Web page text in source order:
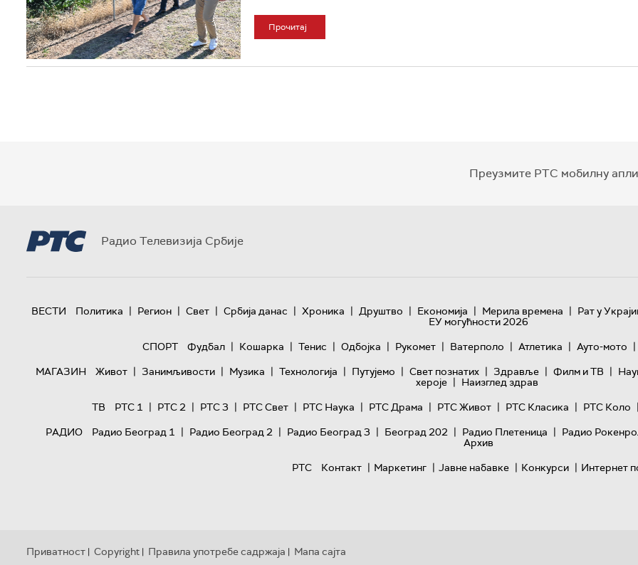
Прочитај
Преузмите РТС мобилну
Радио Телевизија Србије
ВЕСТИ Политика | Регион | Свет | Србија данас | Хроника | Друштво | Економија | Мерила времена | Рат у
ЕУ могућности 2026
СПОРТ
Фудбал | Кошарка | Тенис | Одбојка | Рукомет | Ватерполо | Атлетика | Ауто-мото |
МАГАЗИН
Живот | Занимљивости | Музика | Технологијa | Путујемо | Свет познатих | Здравље | Филм и ТВ |
хероје | Наизглед здрав
ТВ
РТС 1 | РТС 2 | РТС 3 | РТС Свет | РТС Наука | РТС Драма | РТС Живот | РТС Класика | РТС Коло |
РАДИО
Радио Београд 1 | Радио Београд 2 | Радио Београд 3 | Београд 202 | Радио Плетеница | Радио
Архив
РТС
Контакт | Маркетинг | Јавне набавке | Конкурси | Интернет
Приватност | Copyright | Правила употребе садржаја | Мапа сајта